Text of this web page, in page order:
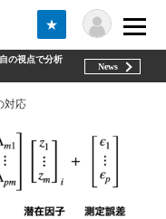
★
の視点で分析
News
対応